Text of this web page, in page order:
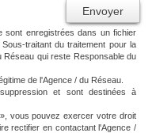
Envoyer
sont enregistrées dans un fichier
traitant du traitement pour la
Réseau qui reste Responsable du
de l'Agence / du Réseau.
et sont destinées à
vous pouvez exercer votre droit
rectifier en contactant l'Agence /